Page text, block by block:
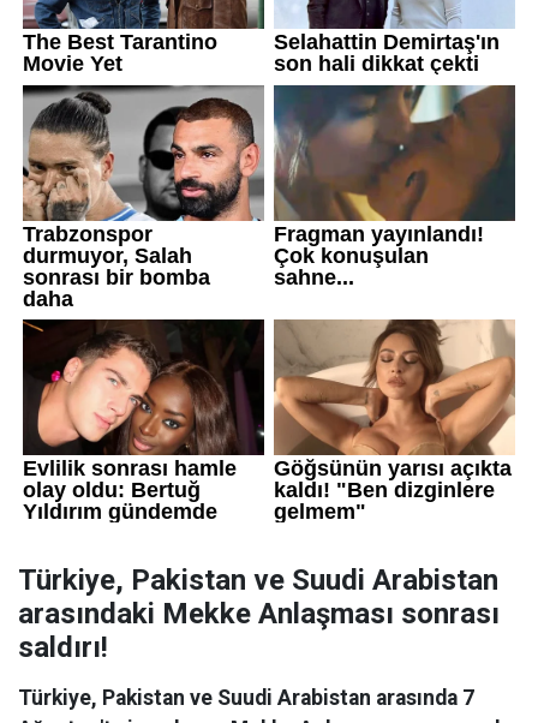
Türkiye, Pakistan ve Suudi Arabistan
arasındaki Mekke Anlaşması sonrası
saldırı!
Türkiye, Pakistan ve Suudi Arabistan arasında 7